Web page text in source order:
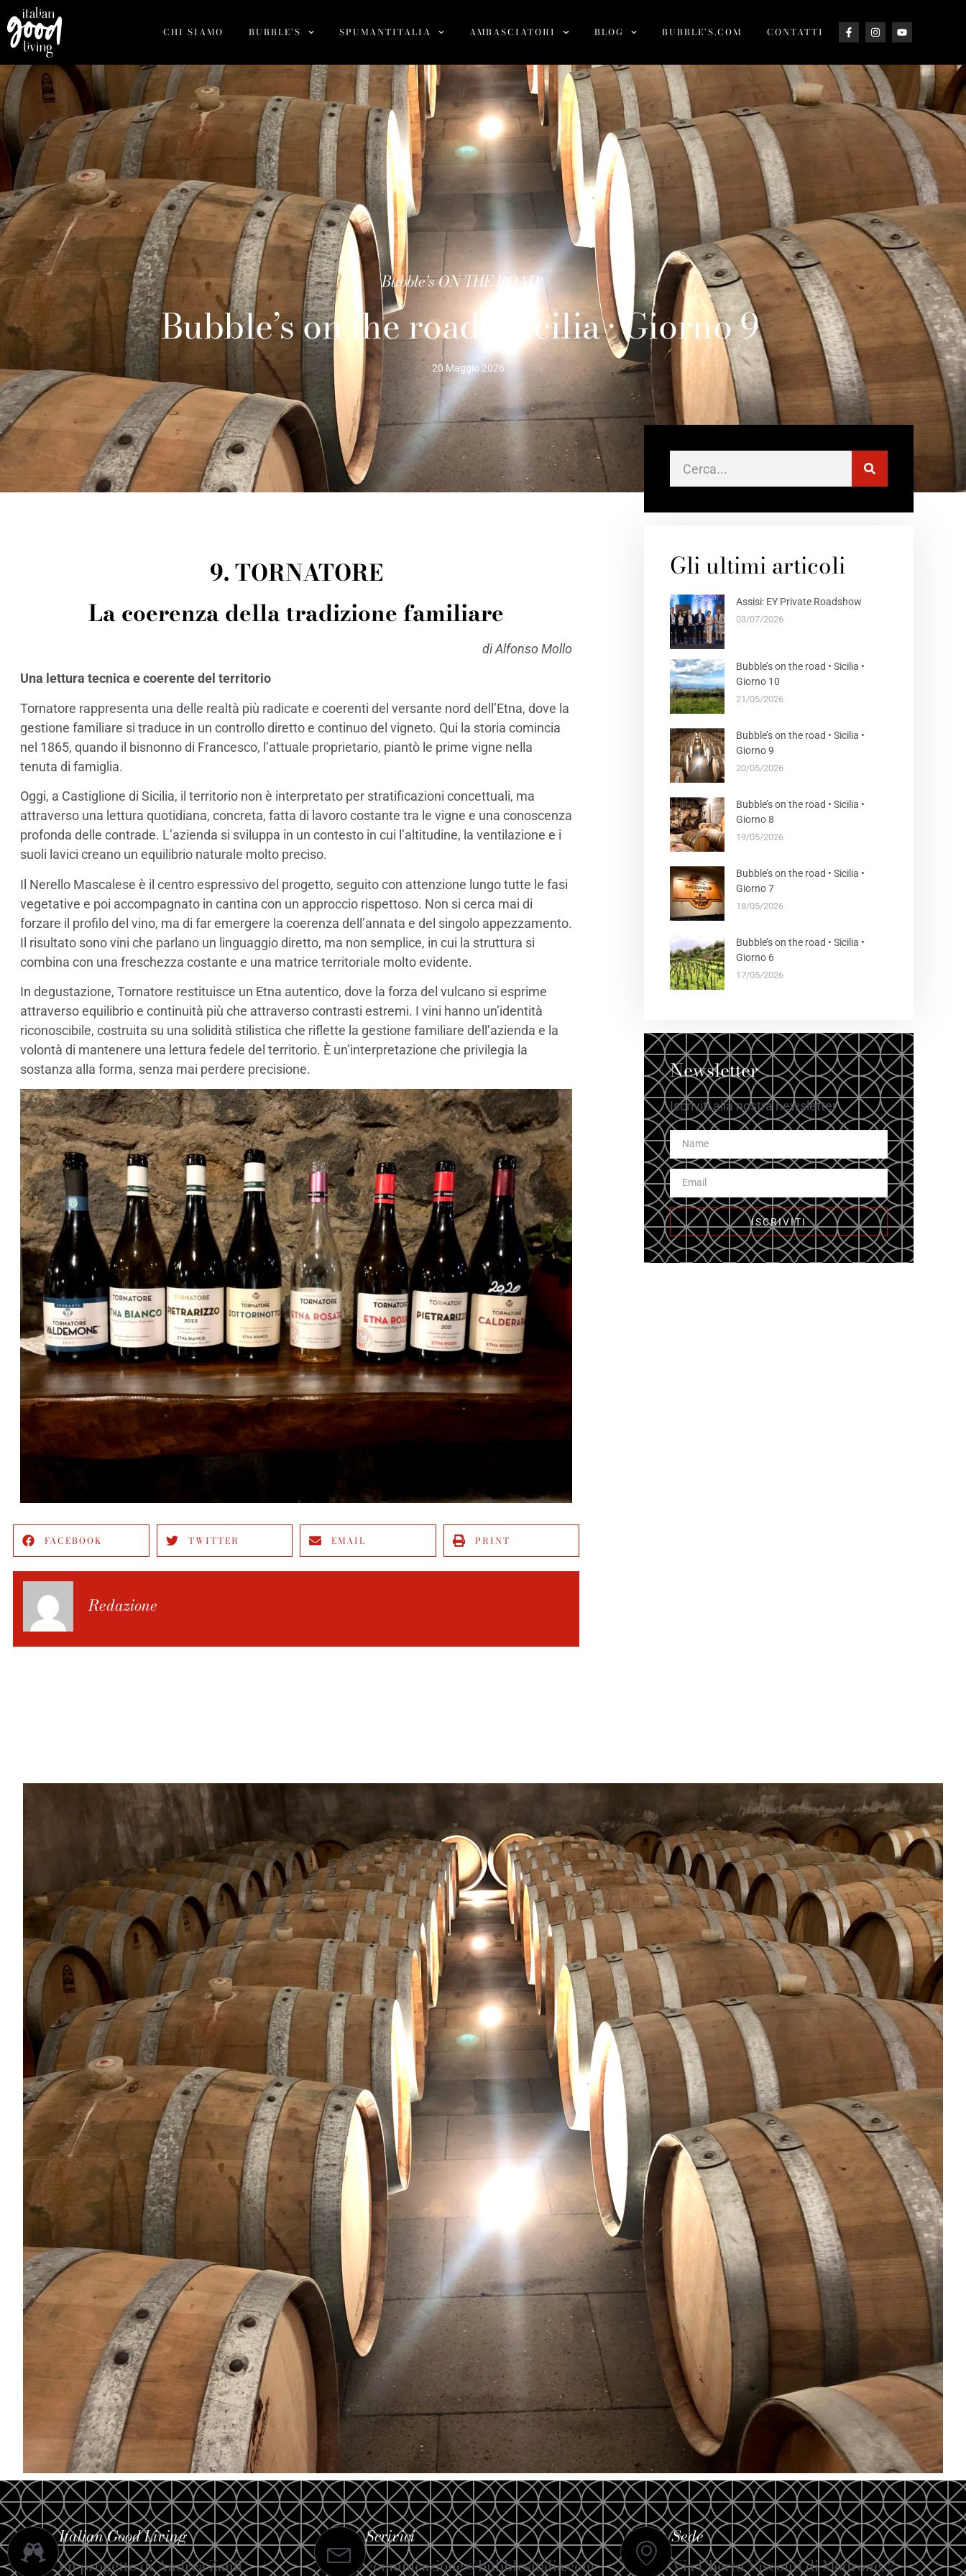
CHI SIAMO BUBBLE’S SPUMANTITALIA AMBASCIATORI BLOG BUBBLE’S.COM CONTATTI
Bubble's ON THE ROAD
Bubble’s on the road • Sicilia • Giorno 9
20 Maggio 2026
9. TORNATORE
La coerenza della tradizione familiare
di Alfonso Mollo
Una lettura tecnica e coerente del territorio
Tornatore rappresenta una delle realtà più radicate e coerenti del versante nord dell’Etna, dove la
gestione familiare si traduce in un controllo diretto e continuo del vigneto. Qui la storia comincia
nel 1865, quando il bisnonno di Francesco, l’attuale proprietario, piantò le prime vigne nella
tenuta di famiglia.
Oggi, a Castiglione di Sicilia, il territorio non è interpretato per stratificazioni concettuali, ma
attraverso una lettura quotidiana, concreta, fatta di lavoro costante tra le vigne e una conoscenza
profonda delle contrade. L’azienda si sviluppa in un contesto in cui l’altitudine, la ventilazione e i
suoli lavici creano un equilibrio naturale molto preciso.
Il Nerello Mascalese è il centro espressivo del progetto, seguito con attenzione lungo tutte le fasi
vegetative e poi accompagnato in cantina con un approccio rispettoso. Non si cerca mai di
forzare il profilo del vino, ma di far emergere la coerenza dell’annata e del singolo appezzamento.
Il risultato sono vini che parlano un linguaggio diretto, ma non semplice, in cui la struttura si
combina con una freschezza costante e una matrice territoriale molto evidente.
In degustazione, Tornatore restituisce un Etna autentico, dove la forza del vulcano si esprime
attraverso equilibrio e continuità più che attraverso contrasti estremi. I vini hanno un’identità
riconoscibile, costruita su una solidità stilistica che riflette la gestione familiare dell’azienda e la
volontà di mantenere una lettura fedele del territorio. È un’interpretazione che privilegia la
sostanza alla forma, senza mai perdere precisione.
FACEBOOK TWITTER EMAIL PRINT
Redazione
Gli ultimi articoli
Assisi: EY Private Roadshow
03/07/2026
Bubble’s on the road • Sicilia •
Giorno 10
21/05/2026
Bubble’s on the road • Sicilia •
Giorno 9
20/05/2026
Bubble’s on the road • Sicilia •
Giorno 8
19/05/2026
Bubble’s on the road • Sicilia •
Giorno 7
18/05/2026
Bubble’s on the road • Sicilia •
Giorno 6
17/05/2026
Newsletter
Iscriviti alla nostra newsletter
ISCRIVITI
Italian Good Living
un progetto di Andrea Zanfi
Scrivici
comunicazione@bubblesitalia.com
Sede
Via Uberto Visconti di Modrone, 2